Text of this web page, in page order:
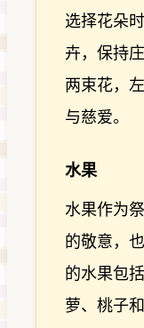
选择花朵
卉，保持
两束花，
与慈爱。
水果
水果作为
的敬意，
的水果包
萝、桃子